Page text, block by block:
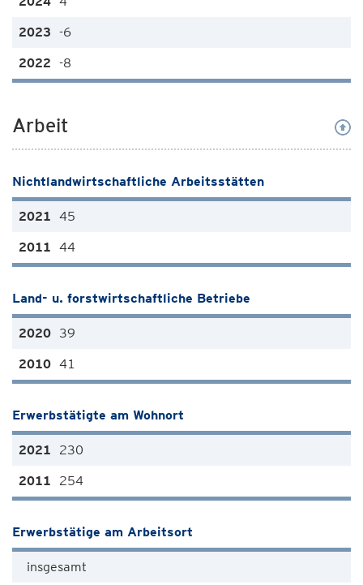
-6
-8
Arbeit
Nichtlandwirtschaftliche Arbeitsstätten
45
44
Land- u. forstwirtschaftliche Betriebe
39
41
Erwerbstätigte am Wohnort
230
254
Erwerbstätige am Arbeitsort
insgesamt